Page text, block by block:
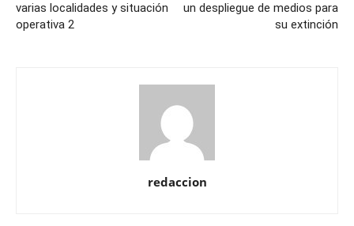
varias localidades y situación
operativa 2
un despliegue de medios para
su extinción
redaccion